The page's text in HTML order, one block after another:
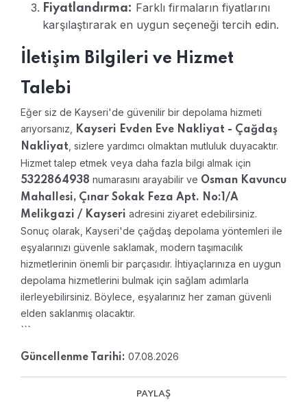
Fiyatlandırma: Farklı firmaların fiyatlarını
karşılaştırarak en uygun seçeneği tercih edin.
İletişim Bilgileri ve Hizmet
Talebi
Eğer siz de Kayseri'de güvenilir bir depolama hizmeti
arıyorsanız,
Kayseri Evden Eve Nakliyat - Çağdaş
Nakliyat , sizlere yardımcı olmaktan mutluluk duyacaktır.
Hizmet talep etmek veya daha fazla bilgi almak için
5322864938 numarasını arayabilir ve Osman Kavuncu
Mahallesi, Çınar Sokak Feza Apt. No:1/A
Melikgazi / Kayseri adresini ziyaret edebilirsiniz.
Sonuç olarak, Kayseri'de çağdaş depolama yöntemleri ile
eşyalarınızı güvenle saklamak, modern taşımacılık
hizmetlerinin önemli bir parçasıdır. İhtiyaçlarınıza en uygun
depolama hizmetlerini bulmak için sağlam adımlarla
ilerleyebilirsiniz. Böylece, eşyalarınız her zaman güvenli
elden saklanmış olacaktır.
```
Güncellenme Tarihi: 07.08.2026
PAYLAŞ